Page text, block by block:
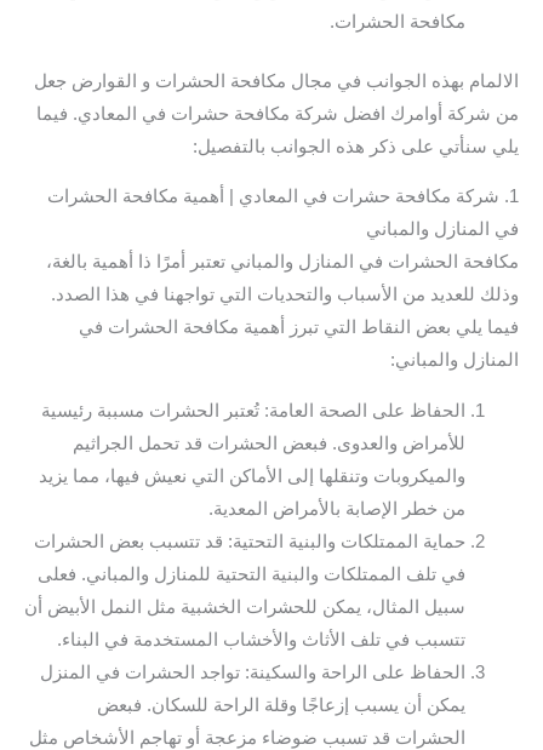
مكافحة الحشرات.
الالمام بهذه الجوانب في مجال مكافحة الحشرات و القوارض جعل
من شركة أوامرك افضل شركة مكافحة حشرات في المعادي. فيما
يلي سنأتي على ذكر هذه الجوانب بالتفصيل:
1. شركة مكافحة حشرات في المعادي | أهمية مكافحة الحشرات
في المنازل والمباني
مكافحة الحشرات في المنازل والمباني تعتبر أمرًا ذا أهمية بالغة،
وذلك للعديد من الأسباب والتحديات التي تواجهنا في هذا الصدد.
فيما يلي بعض النقاط التي تبرز أهمية مكافحة الحشرات في
المنازل والمباني:
الحفاظ على الصحة العامة: تُعتبر الحشرات مسببة رئيسية
للأمراض والعدوى. فبعض الحشرات قد تحمل الجراثيم
والميكروبات وتنقلها إلى الأماكن التي نعيش فيها، مما يزيد
من خطر الإصابة بالأمراض المعدية.
حماية الممتلكات والبنية التحتية: قد تتسبب بعض الحشرات
في تلف الممتلكات والبنية التحتية للمنازل والمباني. فعلى
سبيل المثال، يمكن للحشرات الخشبية مثل النمل الأبيض أن
تتسبب في تلف الأثاث والأخشاب المستخدمة في البناء.
الحفاظ على الراحة والسكينة: تواجد الحشرات في المنزل
يمكن أن يسبب إزعاجًا وقلة الراحة للسكان. فبعض
الحشرات قد تسبب ضوضاء مزعجة أو تهاجم الأشخاص مثل